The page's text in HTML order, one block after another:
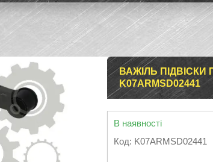
ВАЖІЛЬ ПІДВІСКИ
K07ARMSD02441
В наявності
Код: K07ARMSD02441